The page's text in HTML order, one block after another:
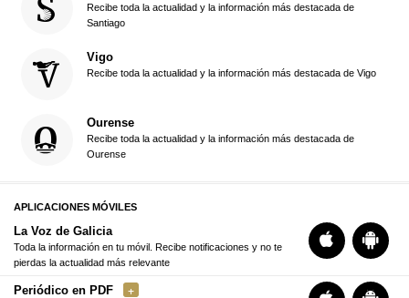
Recibe toda la actualidad y la información más destacada de
Santiago
Vigo
Recibe toda la actualidad y la información más destacada de Vigo
Ourense
Recibe toda la actualidad y la información más destacada de
Ourense
APLICACIONES MÓVILES
La Voz de Galicia
Toda la información en tu móvil. Recibe notificaciones y no te
pierdas la actualidad más relevante
Periódico en PDF